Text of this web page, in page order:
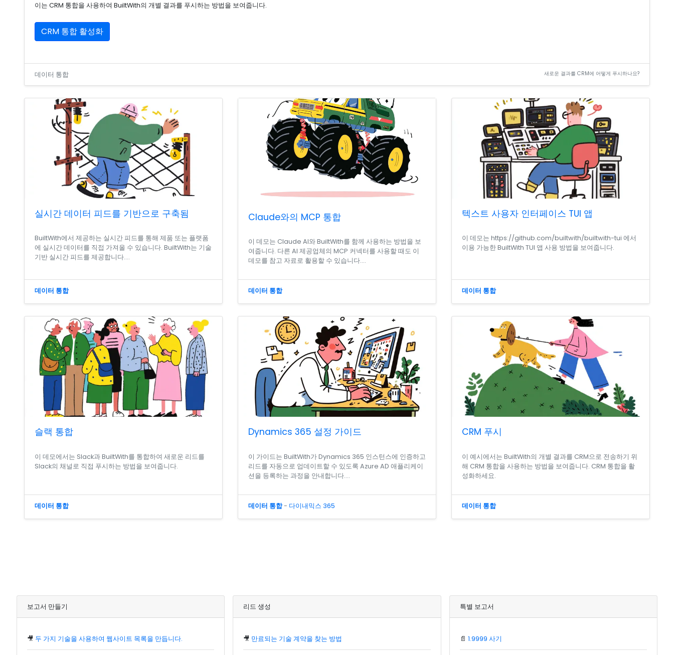
이는 CRM 통합을 사용하여 BuiltWith의 개별 결과를 푸시하는 방법을 보여줍니다.
CRM 통합 활성화
데이터 통합 새로운 결과를 CRM에 어떻게 푸시하나요?
실시간 데이터 피드를 기반으로 구축됨
BuiltWith에서 제공하는 실시간 피드를 통해 제품 또는 플랫폼
에 실시간 데이터를 직접 가져올 수 있습니다. BuiltWith는 기술
기반 실시간 피드를 제공합니다....
데이터 통합
Claude와의 MCP 통합
이 데모는 Claude AI와 BuiltWith를 함께 사용하는 방법을 보
여줍니다. 다른 AI 제공업체의 MCP 커넥터를 사용할 때도 이
데모를 참고 자료로 활용할 수 있습니다....
데이터 통합
텍스트 사용자 인터페이스 TUI 앱
이 데모는 https://github.com/builtwith/builtwith-tui 에서
이용 가능한 BuiltWith TUI 앱 사용 방법을 보여줍니다.
데이터 통합
슬랙 통합
이 데모에서는 Slack과 BuiltWith를 통합하여 새로운 리드를
Slack의 채널로 직접 푸시하는 방법을 보여줍니다.
데이터 통합
Dynamics 365 설정 가이드
이 가이드는 BuiltWith가 Dynamics 365 인스턴스에 인증하고
리드를 자동으로 업데이트할 수 있도록 Azure AD 애플리케이
션을 등록하는 과정을 안내합니다....
데이터 통합- 다이내믹스 365
CRM 푸시
이 예시에서는 BuiltWith의 개별 결과를 CRM으로 전송하기 위
해 CRM 통합을 사용하는 방법을 보여줍니다. CRM 통합을 활
성화하세요.
데이터 통합
보고서 만들기
🎥 두 가지 기술을 사용하여 웹사이트 목록을 만듭니다.
리드 생성
🎥 만료되는 기술 계약을 찾는 방법
특별 보고서
📄 1.9999 사기